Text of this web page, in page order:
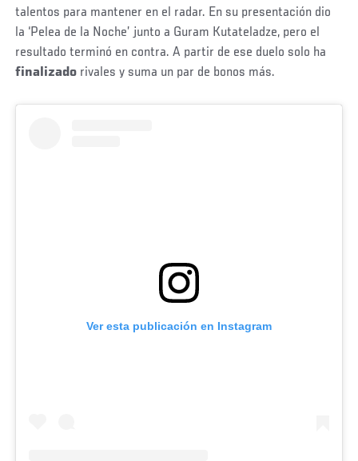
talentos para mantener en el radar. En su presentación dio
la ‘Pelea de la Noche’ junto a Guram Kutateladze, pero el
resultado terminó en contra. A partir de ese duelo solo ha
finalizado rivales y suma un par de bonos más.
Ver esta publicación en Instagram